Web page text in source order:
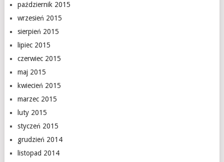
październik 2015
wrzesień 2015
sierpień 2015
lipiec 2015
czerwiec 2015
maj 2015
kwiecień 2015
marzec 2015
luty 2015
styczeń 2015
grudzień 2014
listopad 2014